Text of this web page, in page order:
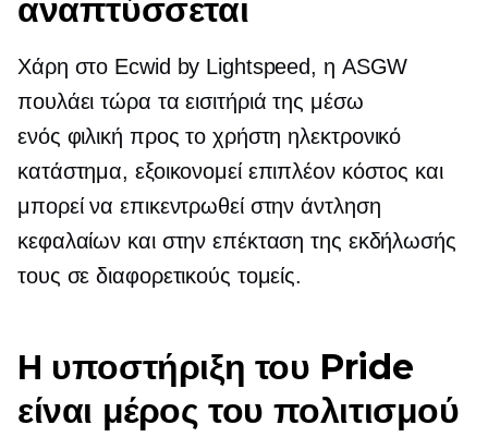
αναπτύσσεται
Χάρη στο Ecwid by Lightspeed, η ASGW
πουλάει τώρα τα εισιτήριά της μέσω
ενός φιλική προς το χρήστη ηλεκτρονικό
κατάστημα, εξοικονομεί επιπλέον κόστος και
μπορεί να επικεντρωθεί στην άντληση
κεφαλαίων και στην επέκταση της εκδήλωσής
τους σε διαφορετικούς τομείς.
Η υποστήριξη του Pride
είναι μέρος του πολιτισμού